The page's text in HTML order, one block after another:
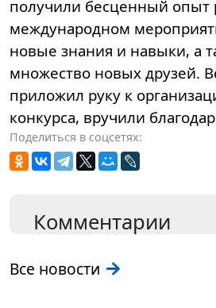
получили бесценный опыт
международном
новые знания и навыки, а
множество новых друзей.
приложил руку к
конкурса, вручили
Поделиться в соцсетях:
Комментарии
Все новости